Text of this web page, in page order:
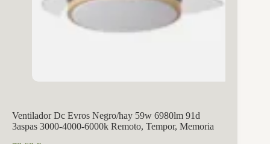
Ventilador Dc Evros Negro/hay 59w 6980lm 91d
3aspas 3000-4000-6000k Remoto, Tempor, Memoria